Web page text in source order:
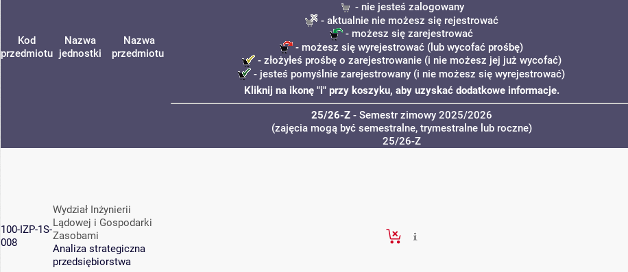
Kod
przedmiotu
Nazwa
jednostki
Nazwa
przedmiotu
- nie jesteś zalogowany
- aktualnie nie możesz się rejestrować
- możesz się zarejestrować
- możesz się wyrejestrować (lub wycofać prośbę)
- złożyłeś prośbę o zarejestrowanie (i nie możesz jej już wycofać)
- jesteś pomyślnie zarejestrowany (i nie możesz się wyrejestrować)
Kliknij na ikonę "i" przy koszyku, aby uzyskać dodatkowe informacje.
25/26-Z- Semestr zimowy 2025/2026
(zajęcia mogą być semestralne, trymestralne lub roczne)
25/26-Z
100-IZP-1S-
008
Wydział Inżynierii
Lądowej i Gospodarki
Zasobami
Analiza strategiczna
przedsiębiorstwa